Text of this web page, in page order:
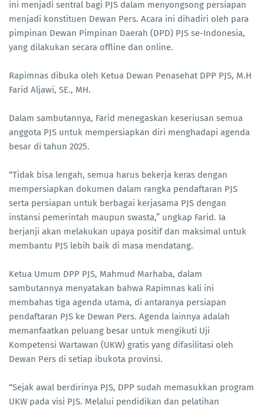
ini menjadi sentral bagi PJS dalam menyongsong persiapan
menjadi konstituen Dewan Pers. Acara ini dihadiri oleh para
pimpinan Dewan Pimpinan Daerah (DPD) PJS se-Indonesia,
yang dilakukan secara offline dan online.
Rapimnas dibuka oleh Ketua Dewan Penasehat DPP PJS, M.H
Farid Aljawi, SE., MH.
Dalam sambutannya, Farid menegaskan keseriusan semua
anggota PJS untuk mempersiapkan diri menghadapi agenda
besar di tahun 2025.
“Tidak bisa lengah, semua harus bekerja keras dengan
mempersiapkan dokumen dalam rangka pendaftaran PJS
serta persiapan untuk berbagai kerjasama PJS dengan
instansi pemerintah maupun swasta,” ungkap Farid. Ia
berjanji akan melakukan upaya positif dan maksimal untuk
membantu PJS lebih baik di masa mendatang.
Ketua Umum DPP PJS, Mahmud Marhaba, dalam
sambutannya menyatakan bahwa Rapimnas kali ini
membahas tiga agenda utama, di antaranya persiapan
pendaftaran PJS ke Dewan Pers. Agenda lainnya adalah
memanfaatkan peluang besar untuk mengikuti Uji
Kompetensi Wartawan (UKW) gratis yang difasilitasi oleh
Dewan Pers di setiap ibukota provinsi.
“Sejak awal berdirinya PJS, DPP sudah memasukkan program
UKW pada visi PJS. Melalui pendidikan dan pelatihan